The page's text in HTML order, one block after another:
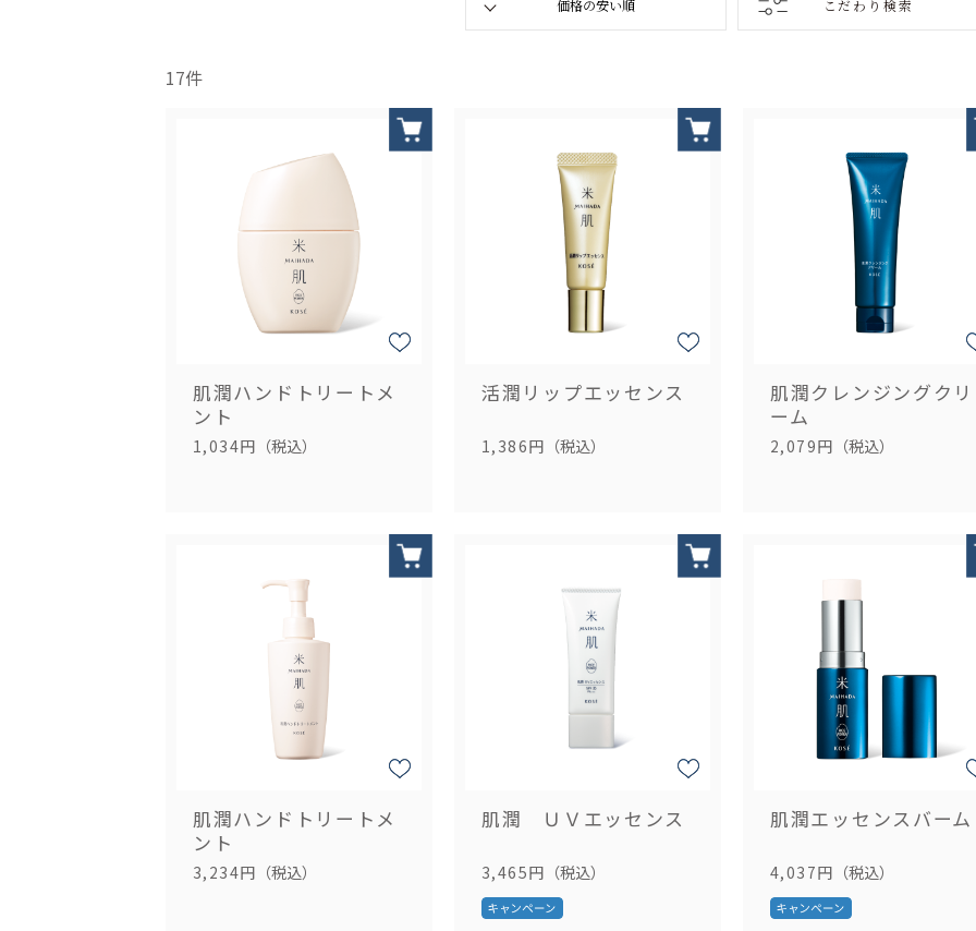
こだわり検索
17件
肌潤ハンドトリートメ
ント
1,034円 （税込）
活潤リップエッセンス
1,386円 （税込）
肌潤クレンジングクリ
ーム
2,079円 （税込）
肌潤ハンドトリートメ
ント
3,234円 （税込）
肌潤 ＵＶエッセンス
3,465円 （税込）
肌潤エッセンスバーム
4,037円 （税込）